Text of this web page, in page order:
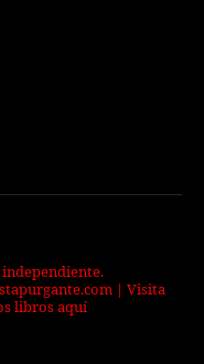
| Visita
libros aquí